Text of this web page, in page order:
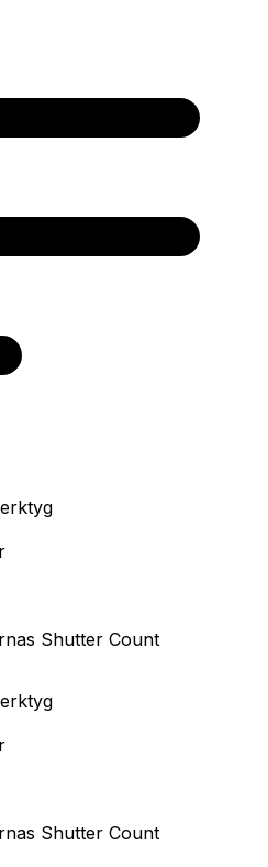
Shutter Count
Shutter Count